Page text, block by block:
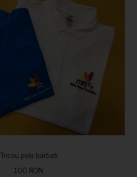
Tricou polo barbati
100 RON